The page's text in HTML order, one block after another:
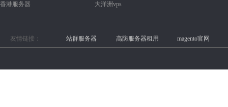
香港服务器
大洋洲vps
友情链接： 站群服务器 高防服务器租用 magento官网